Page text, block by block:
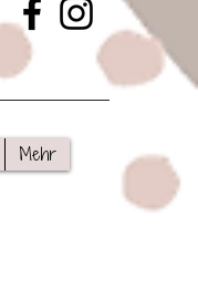
Mehr